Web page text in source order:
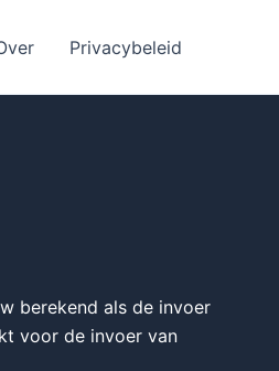
Privacybeleid
berekend als de invoer
voor de invoer van